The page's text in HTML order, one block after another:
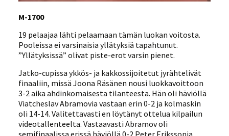
M-1700
19 pelaajaa lähti pelaamaan tämän luokan voitosta.
Pooleissa ei varsinaisia yllätyksiä tapahtunut.
”Yllätyksissä” olivat piste-erot varsin pienet.
Jatko-cupissa ykkös- ja kakkossijoitetut jyrähtelivät
finaaliin, missä Joona Räsänen nousi luokkavoittoon
3-2 aika ahdinkomaisesta tilanteesta. Hän oli häviöllä
Viatcheslav Abramovia vastaan erin 0-2 ja kolmaskin
oli 14-14. Valitettavasti en löytänyt ottelua kilpailun
videotallenteelta. Vastaavasti Abramov oli
semifinaalissa erissä häviöllä 0-2 Peter Erikssonia